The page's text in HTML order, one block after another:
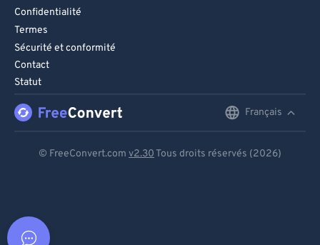
Confidentialité
Termes
Sécurité et conformité
Contact
Statut
Français
© FreeConvert.com v2.30 Tous droits réservés (2026)